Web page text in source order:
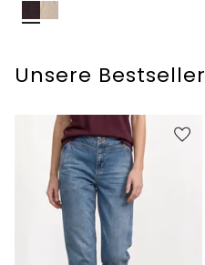
Unsere Bestseller